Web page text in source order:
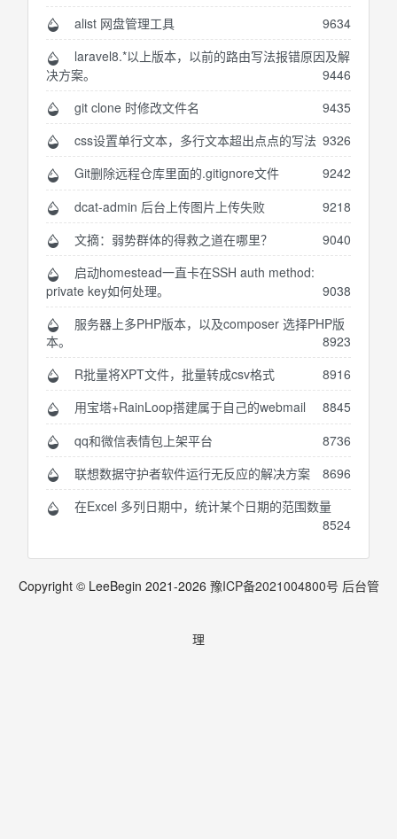
alist 网盘管理工具
9634
laravel8.*以上版本，以前的路由写法报错原因及解
决方案。
9446
git clone 时修改文件名
9435
css设置单行文本，多行文本超出点点的写法 9326
Git删除远程仓库里面的.gitignore文件
9242
dcat-admin 后台上传图片上传失败
9218
文摘：弱势群体的得救之道在哪里？
9040
启动homestead一直卡在SSH auth method:
private key如何处理。
9038
服务器上多PHP版本，以及composer 选择PHP版
本。
8923
R批量将XPT文件，批量转成csv格式
8916
用宝塔+RainLoop搭建属于自己的webmail
8845
qq和微信表情包上架平台
8736
联想数据守护者软件运行无反应的解决方案
8696
在Excel 多列日期中，统计某个日期的范围数量
8524
Copyright © LeeBegin 2021-2026 豫ICP备2021004800号 后台管
理